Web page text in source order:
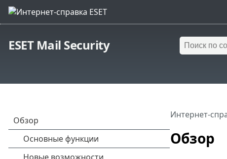
ESET Mail Security
Обзор
Интернет-